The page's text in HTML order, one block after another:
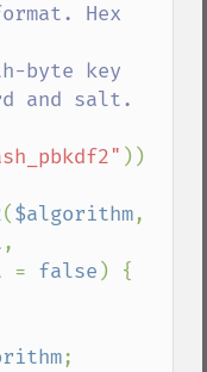
Hex
and salt.
))
($algorithm
= false ) {
;